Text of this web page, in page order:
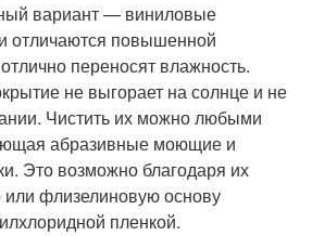
вариант — виниловые
отличаются повышенной
переносят влажность.
не выгорает на солнце и не
Чистить их можно любыми
абразивные моющие и
Это возможно благодаря их
флизелиновую основу
пленкой.